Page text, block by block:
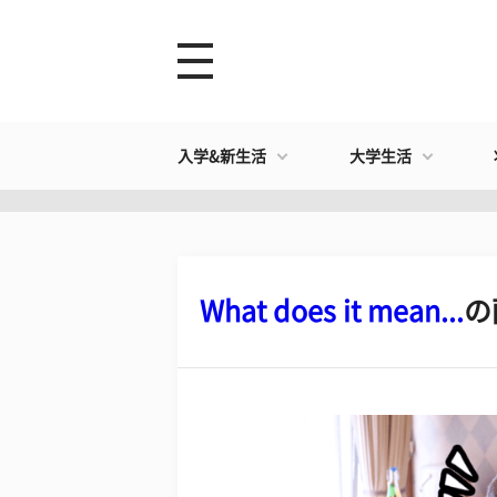
入学&新生活 大学生活
What does it mean...